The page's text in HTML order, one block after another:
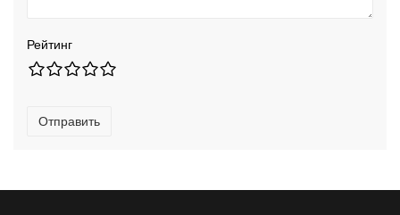
Рейтинг
Отправить